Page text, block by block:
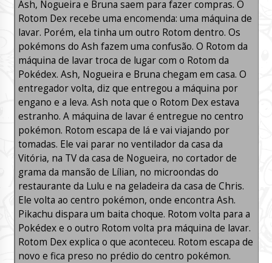
Ash, Nogueira e Bruna saem para fazer compras. O
Rotom Dex recebe uma encomenda: uma máquina de
lavar. Porém, ela tinha um outro Rotom dentro. Os
pokémons do Ash fazem uma confusão. O Rotom da
máquina de lavar troca de lugar com o Rotom da
Pokédex. Ash, Nogueira e Bruna chegam em casa. O
entregador volta, diz que entregou a máquina por
engano e a leva. Ash nota que o Rotom Dex estava
estranho. A máquina de lavar é entregue no centro
pokémon. Rotom escapa de lá e vai viajando por
tomadas. Ele vai parar no ventilador da casa da
Vitória, na TV da casa de Nogueira, no cortador de
grama da mansão de Lílian, no microondas do
restaurante da Lulu e na geladeira da casa de Chris.
Ele volta ao centro pokémon, onde encontra Ash.
Pikachu dispara um baita choque. Rotom volta para a
Pokédex e o outro Rotom volta pra máquina de lavar.
Rotom Dex explica o que aconteceu. Rotom escapa de
novo e fica preso no prédio do centro pokémon.